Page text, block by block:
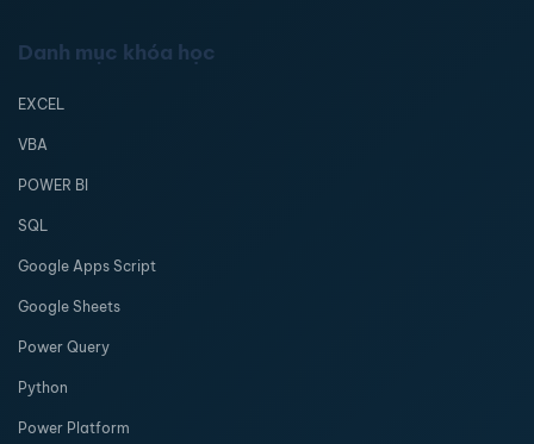
Danh mục khóa học
EXCEL
VBA
POWER BI
SQL
Google Apps Script
Google Sheets
Power Query
Python
Power Platform